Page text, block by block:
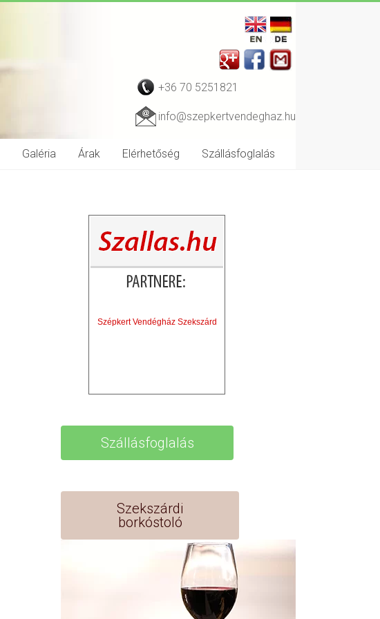
+36 70 5251821
info@szepkertvendeghaz.hu
Galéria Árak Elérhetőség Szállásfoglalás
Szépkert Vendégház Szekszárd
Szállásfoglalás
Szekszárdi
borkóstoló